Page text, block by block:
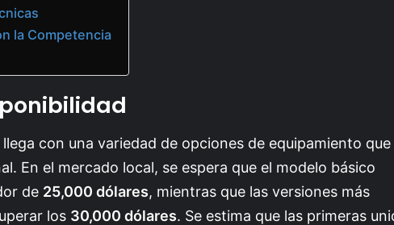
la Competencia
con una variedad de opciones de equipamiento que
En el mercado local, se espera que el modelo básico
de 25,000 dólares, mientras que las versiones más
los 30,000 dólares. Se estima que las primeras